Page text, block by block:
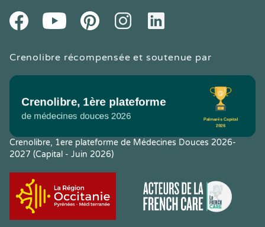
FacebookYoutube PinteresetInstagramLinkedIn
Crenolibre récompensée et soutenue par
Crenolibre, 1ere plateforme de Médecines Douces 2026-
2027 (Capital - Juin 2026)